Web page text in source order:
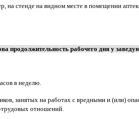
на стенде на видном месте в помещении
продолжительность рабочего дня у
в неделю.
занятых на работах с вредными и (или)
отношений.